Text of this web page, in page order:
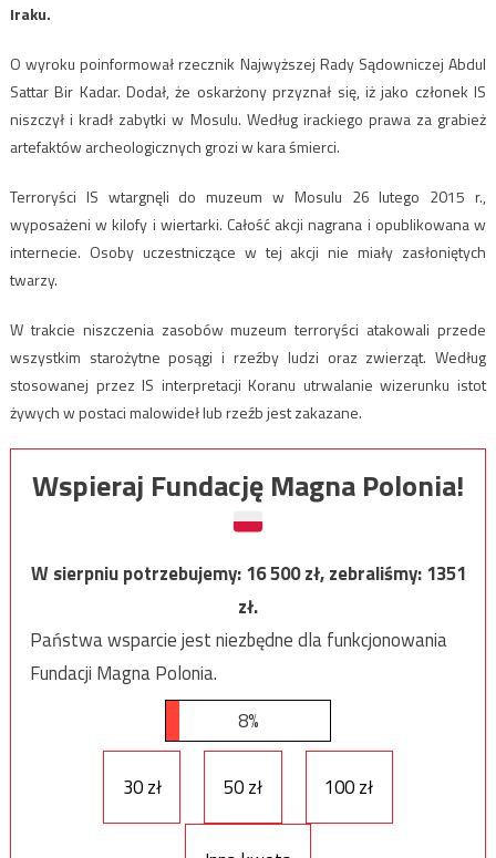
Iraku.
O wyroku poinformował rzecznik Najwyższej Rady Sądowniczej Abdul
Sattar Bir Kadar. Dodał, że oskarżony przyznał się, iż jako członek IS
niszczył i kradł zabytki w Mosulu. Według irackiego prawa za grabież
artefaktów archeologicznych grozi w kara śmierci.
Terroryści IS wtargnęli do muzeum w Mosulu 26 lutego 2015 r.,
wyposażeni w kilofy i wiertarki. Całość akcji nagrana i opublikowana w
internecie. Osoby uczestniczące w tej akcji nie miały zasłoniętych
twarzy.
W trakcie niszczenia zasobów muzeum terroryści atakowali przede
wszystkim starożytne posągi i rzeźby ludzi oraz zwierząt. Według
stosowanej przez IS interpretacji Koranu utrwalanie wizerunku istot
żywych w postaci malowideł lub rzeźb jest zakazane.
Wspieraj Fundację Magna Polonia!
W sierpniu potrzebujemy:16 500zł, zebraliśmy:1351
zł.
Państwa wsparcie jest niezbędne dla funkcjonowania
Fundacji Magna Polonia.
8%
30 zł 50 zł 100 zł